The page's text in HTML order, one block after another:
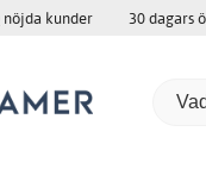
nöjda kunder 30 dagars